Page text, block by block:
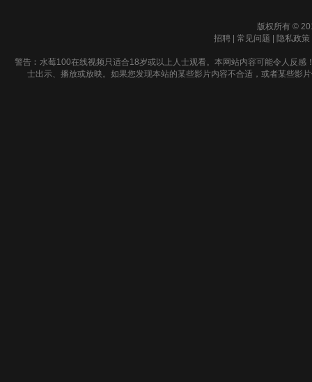
版权所有 ©
招聘
常见问题 隐私政策
警告︰水莓100在线视频只适合18岁或以上人士观看。本网站内容可能令人反
士出示、播放或放映。如果您发现本站的某些影片内容不合适，或者某些